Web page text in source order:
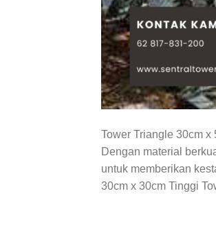
Tower Triangle 30cm
Dengan material
untuk memberikan
30cm x 30cm Tinggi